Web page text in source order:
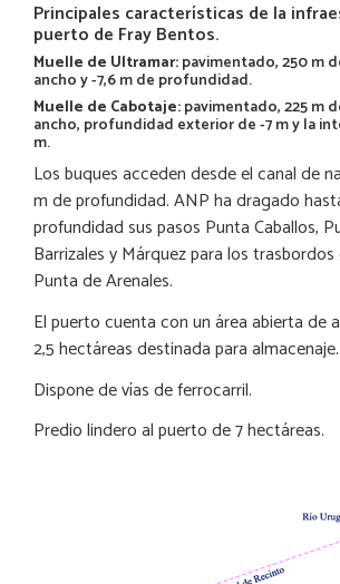
Principales características de la
puerto de Fray Bentos.
Muelle de Ultramar:pavimentado, 250 m
ancho y -7,6 m de profundidad.
Muelle de Cabotaje:pavimentado, 225 m
ancho, profundidad exterior de -7 m y la
m.
Los buques acceden desde el canal de
m de profundidad. ANP ha dragado
profundidad sus pasos Punta Caballos,
Barrizales y Márquez para los
Punta de Arenales.
El puerto cuenta con un área abierta de
2,5 hectáreas destinada para almacenaje.
Dispone de vías de ferrocarril.
Predio lindero al puerto de 7 hectáreas.